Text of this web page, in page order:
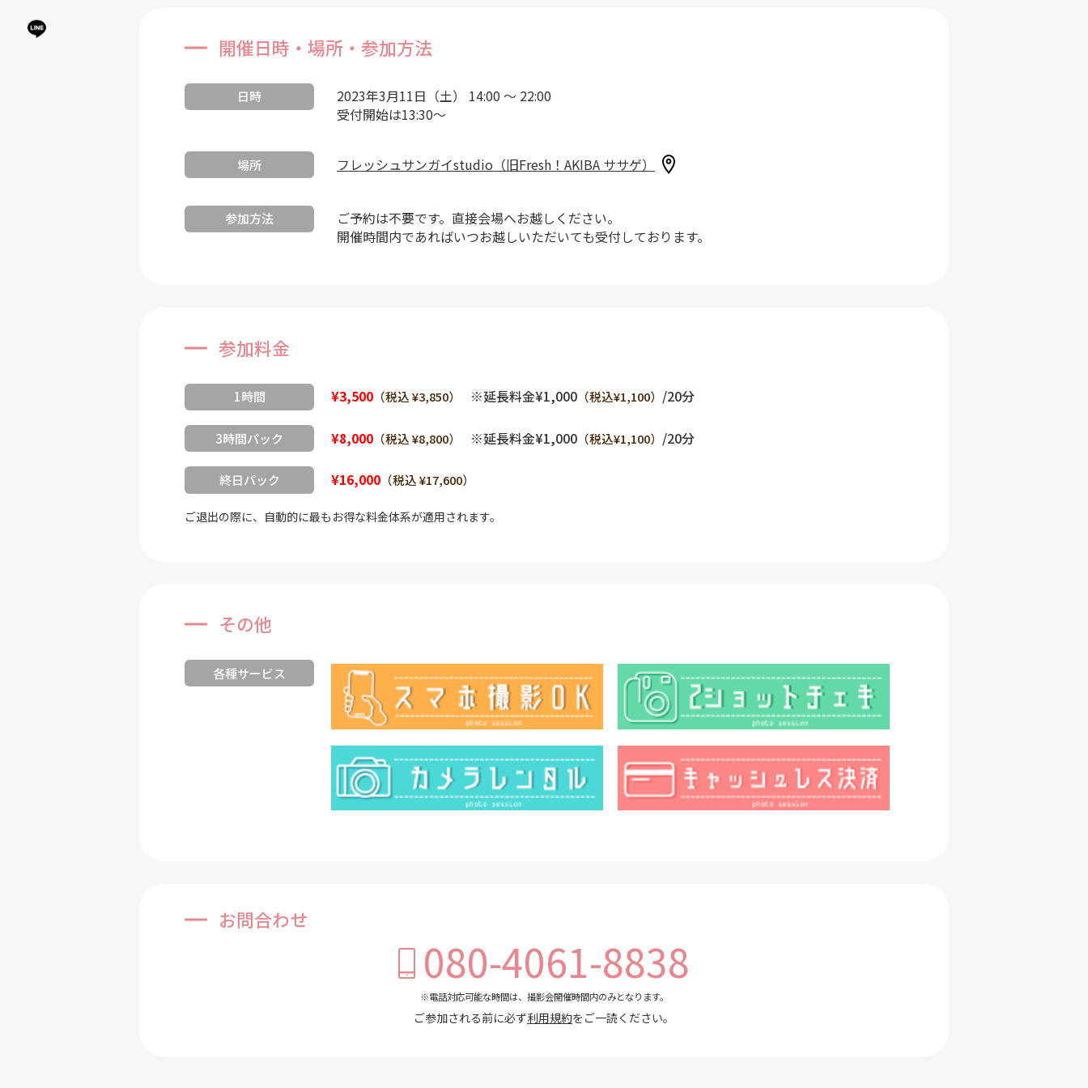
開催日時・場所・参加方法
日時
2023年3月11日（土） 14:00 ～ 22:00
受付開始は13:30～
場所 フレッシュサンガイstudio（旧Fresh！AKIBA ササゲ）
参加方法
ご予約は不要です。直接会場へお越しください。
開催時間内であればいつお越しいただいても受付しております。
参加料金
1時間 ¥3,500 （税込 ¥3,850） ※延長料金¥1,000 （税込¥1,100） /20分
3時間パック ¥8,000 （税込 ¥8,800） ※延長料金¥1,000 （税込¥1,100） /20分
終日パック ¥16,000 （税込 ¥17,600）
ご退出の際に、自動的に最もお得な料金体系が適用されます。
その他
各種サービス
お問合わせ
080-4061-8838
※電話対応可能な時間は、撮影会開催時間内のみとなります。
ご参加される前に必ず利用規約をご一読ください。